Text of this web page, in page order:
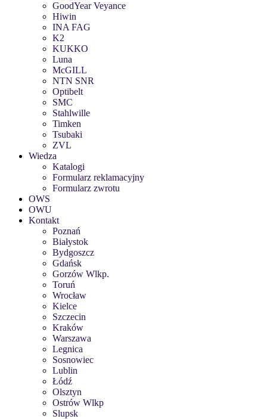
GoodYear Veyance
Hiwin
INA FAG
K2
KUKKO
Luna
McGILL
NTN SNR
Optibelt
SMC
Stahlwille
Timken
Tsubaki
ZVL
Wiedza
Katalogi
Formularz reklamacyjny
Formularz zwrotu
OWS
OWU
Kontakt
Poznań
Białystok
Bydgoszcz
Gdańsk
Gorzów Wlkp.
Toruń
Wrocław
Kielce
Szczecin
Kraków
Warszawa
Legnica
Sosnowiec
Lublin
Łódź
Olsztyn
Ostrów Wlkp
Slupsk